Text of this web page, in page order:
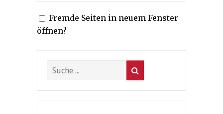
Fremde Seiten in neuem Fenster
öffnen?